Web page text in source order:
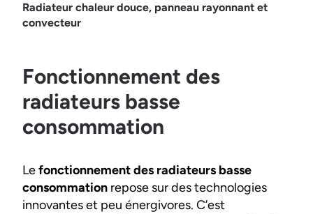
Radiateur chaleur douce, panneau rayonnant et
convecteur
Fonctionnement des
radiateurs basse
consommation
Lefonctionnement des radiateurs basse
consommation repose sur des technologies
innovantes et peu énergivores. C’est